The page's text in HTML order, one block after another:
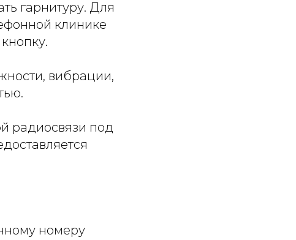
гарнитуру. Для
клинике
вибрации,
радиосвязи под
номеру